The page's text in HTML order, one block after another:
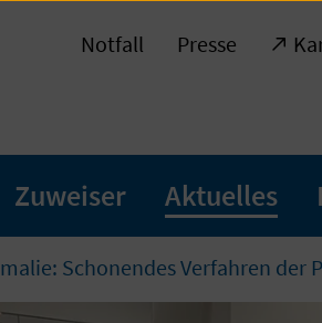
Notfall Presse
Zuweiser Aktuelles
Schonendes Verfahren